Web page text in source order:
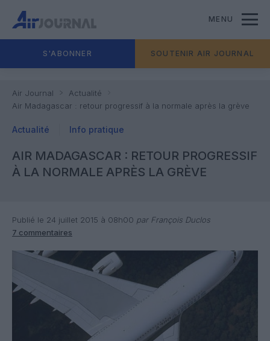
MENU
S'ABONNER SOUTENIR AIR JOURNAL
Air Journal
Actualité
Air Madagascar : retour progressif à la normale après la grève
Actualité Info pratique
AIR MADAGASCAR : RETOUR PROGRESSIF
À LA NORMALE APRÈS LA GRÈVE
Publié le 24 juillet 2015 à 08h00 par François Duclos
7 commentaires